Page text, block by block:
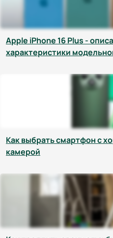
Apple iPhone 16 Plus -
характеристики
Как выбрать смартфон с
камерой